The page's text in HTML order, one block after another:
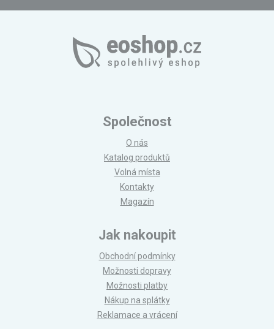
Společnost
O nás
Katalog produktů
Volná místa
Kontakty
Magazín
Jak nakoupit
Obchodní podmínky
Možnosti dopravy
Možnosti platby
Nákup na splátky
Reklamace a vrácení